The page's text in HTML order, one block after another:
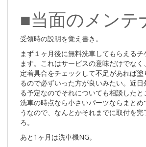
■当面のメンテ
受領時の説明を覚え書き。
まず１ヶ月後に無料洗車してもらえるチ
ます。これはサービスの意味だけでな
定着具合をチェックして不足があれば
るので必ずいった方が良いみたい。近
る予定なのでそれについても相談したと
洗車の時点なら小さいパーツならまとめ
うなので、なんとかそれまでに取付を完
ろ。
あと1ヶ月は洗車機NG。